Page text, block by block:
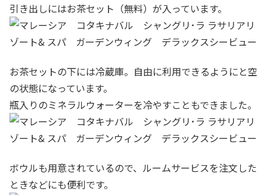
引き出しにはお茶セット（無料）が入っています。
お茶セットの下には冷蔵庫。自由に利用できるようにと空
の状態になっています。
瓶入りのミネラルウォーターを冷やすこともできました。
ボウルも用意されているので、ルームサービスを注文した
ときなどにも便利です。